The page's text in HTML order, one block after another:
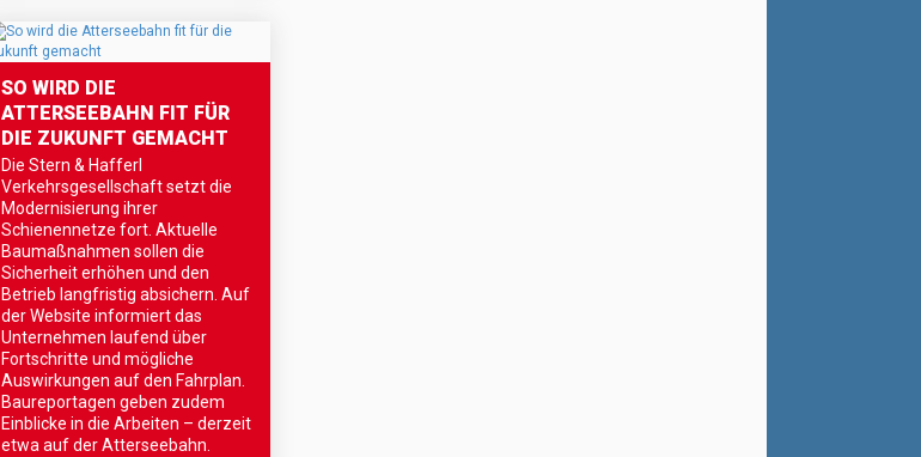
SO WIRD DIE
ATTERSEEBAHN FIT FÜR
DIE ZUKUNFT GEMACHT
Die Stern & Hafferl
Verkehrsgesellschaft setzt die
Modernisierung ihrer
Schienennetze fort. Aktuelle
Baumaßnahmen sollen die
Sicherheit erhöhen und den
Betrieb langfristig absichern. Auf
der Website informiert das
Unternehmen laufend über
Fortschritte und mögliche
Auswirkungen auf den Fahrplan.
Baureportagen geben zudem
Einblicke in die Arbeiten – derzeit
etwa auf der Atterseebahn.